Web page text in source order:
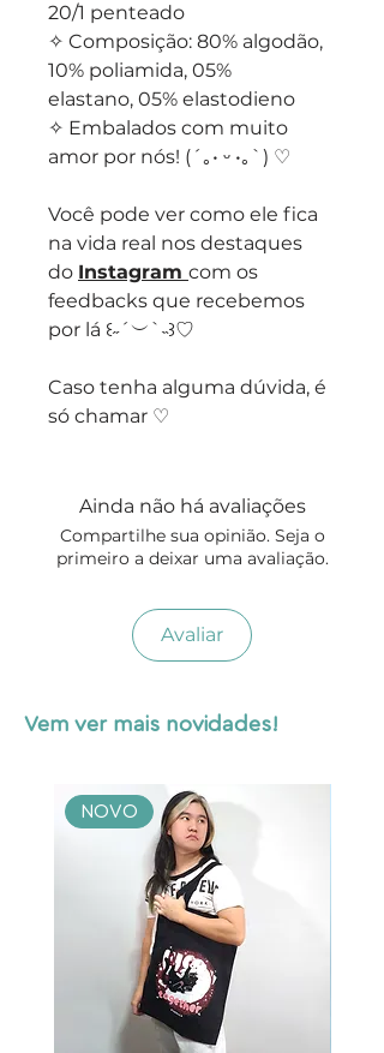
20/1 penteado
✧ Composição: 80% algodão,
10% poliamida, 05%
elastano, 05% elastodieno
✧ Embalados com muito
amor por nós! (´｡• ᵕ •｡`) ♡
Você pode ver como ele fica
na vida real nos destaques
do Instagram com os
feedbacks que recebemos
por lá ꒰˶´︶`˵꒱♡
Caso tenha alguma dúvida, é
só chamar ♡
Ainda não há avaliações
Compartilhe sua opinião. Seja o
primeiro a deixar uma avaliação.
Avaliar
Vem ver mais novidades!
NOVO